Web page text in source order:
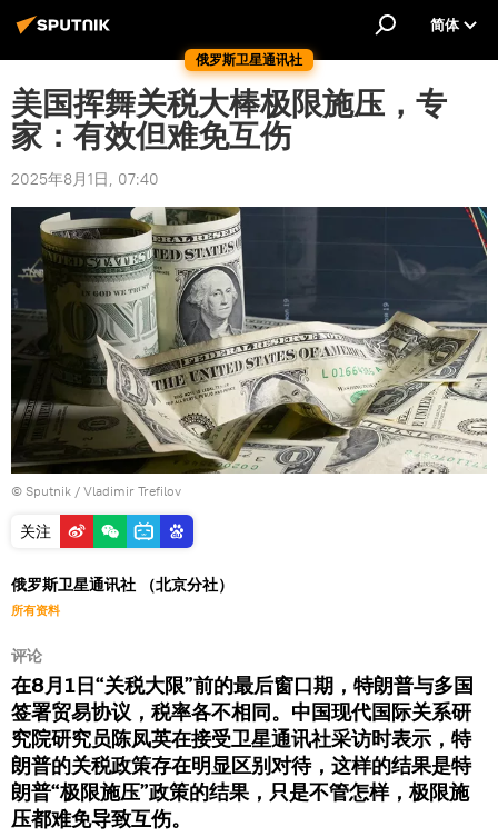
俄罗斯卫星通讯社
简体
美国挥舞关税大棒极限施压，专
家：有效但难免互伤
2025年8月1日, 07:40
© Sputnik / Vladimir Trefilov
关注
俄罗斯卫星通讯社 （北京分社）
所有资料
评论
在8月1日“关税大限”前的最后窗口期，特朗普与多国
签署贸易协议，税率各不相同。中国现代国际关系研
究院研究员陈凤英在接受卫星通讯社采访时表示，特
朗普的关税政策存在明显区别对待，这样的结果是特
朗普“极限施压”政策的结果，只是不管怎样，极限施
压都难免导致互伤。